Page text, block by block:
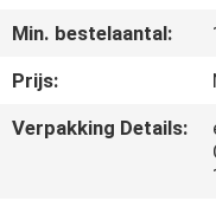
SITEMAP
PRIVACY
Min. bestelaantal:
Prijs:
Verpakking Details: